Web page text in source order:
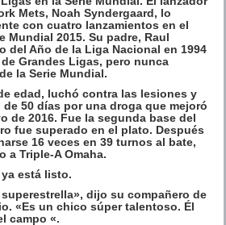
Mets, Noah Syndergaard, lo
con cuatro lanzamientos en el
Mundial 2015. Su padre, Raul
del Año de la Liga Nacional en 1994
Grandes Ligas, pero nunca
la Serie Mundial.
edad, luchó contra las lesiones y
50 días por una droga que mejoró
de 2016. Fue la segunda base del
fue superado en el plato. Después
16 veces en 39 turnos al bate,
a Triple-A Omaha.
está listo.
dijo su compañero de
«Es un chico súper talentoso. Él
campo «.